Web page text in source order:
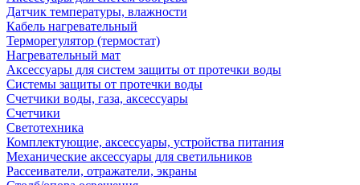
Датчик температуры, влажности
Кабель нагревательный
Терморегулятор (термостат)
Нагревательный мат
Аксессуары для систем защиты от протечки воды
Системы защиты от протечки воды
Счетчики воды, газа, аксессуары
Счетчики
Светотехника
Комплектующие, аксессуары, устройства питания
Механические аксессуары для светильников
Рассеиватели, отражатели, экраны